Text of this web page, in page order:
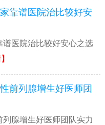
靠谱医院治比较好安
谱医院治比较好安心之选
前列腺增生好医师团
腺增生好医师团队实力